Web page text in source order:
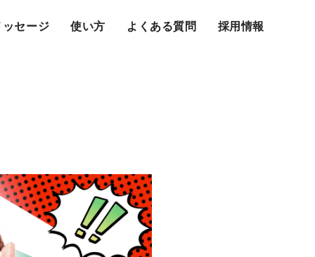
セージ 使い方 よくある質問 採用情報